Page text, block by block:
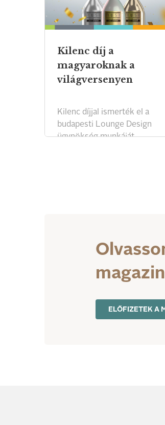
Kilenc díj a
magyaroknak a
világversenyen
Kilenc díjjal ismerték el a
budapesti Lounge Design
ügynökség munkáját.
ELŐFIZETEK A